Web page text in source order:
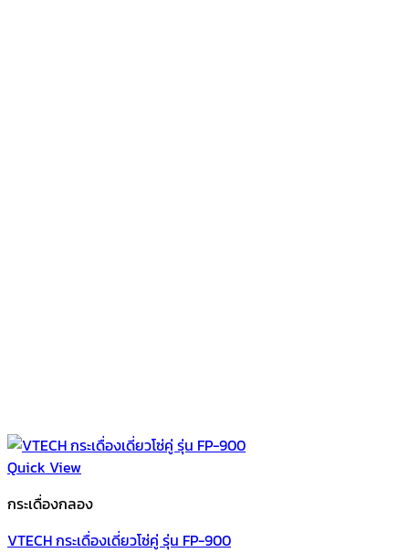
Quick View
กระเดื่องกลอง
VTECH กระเดื่องเดี่ยวโซ่คู่ รุ่น FP-900